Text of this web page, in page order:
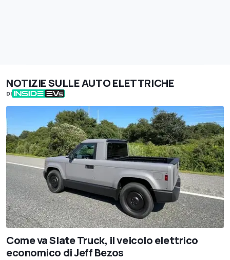
NOTIZIE SULLE AUTO ELETTRICHE
DI
Come va Slate Truck, il veicolo elettrico
economico di Jeff Bezos